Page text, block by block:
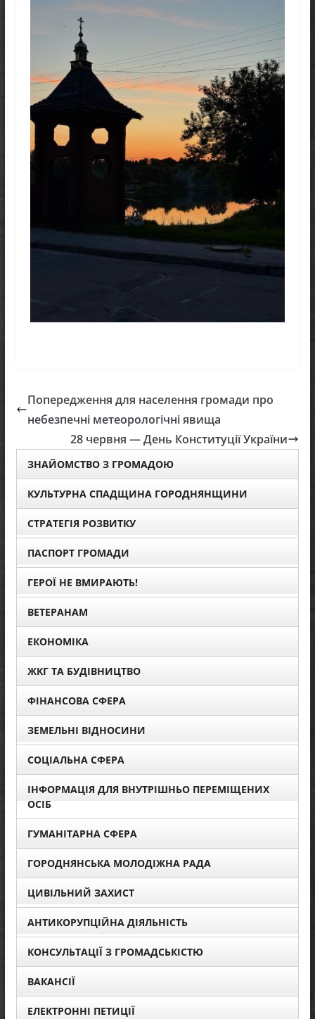
Попередження для населення громади про
небезпечні метеорологічні явища
28 червня — День Конституції України
ЗНАЙОМСТВО З ГРОМАДОЮ
КУЛЬТУРНА СПАДЩИНА ГОРОДНЯНЩИНИ
СТРАТЕГІЯ РОЗВИТКУ
ПАСПОРТ ГРОМАДИ
ГЕРОЇ НЕ ВМИРАЮТЬ!
ВЕТЕРАНАМ
ЕКОНОМІКА
ЖКГ ТА БУДІВНИЦТВО
ФІНАНСОВА СФЕРА
ЗЕМЕЛЬНІ ВІДНОСИНИ
СОЦІАЛЬНА СФЕРА
ІНФОРМАЦІЯ ДЛЯ ВНУТРІШНЬО ПЕРЕМІЩЕНИХ
ОСІБ
ГУМАНІТАРНА СФЕРА
ГОРОДНЯНСЬКА МОЛОДІЖНА РАДА
ЦИВІЛЬНИЙ ЗАХИСТ
АНТИКОРУПЦІЙНА ДІЯЛЬНІСТЬ
КОНСУЛЬТАЦІЇ З ГРОМАДСЬКІСТЮ
ВАКАНСІЇ
ЕЛЕКТРОННІ ПЕТИЦІЇ